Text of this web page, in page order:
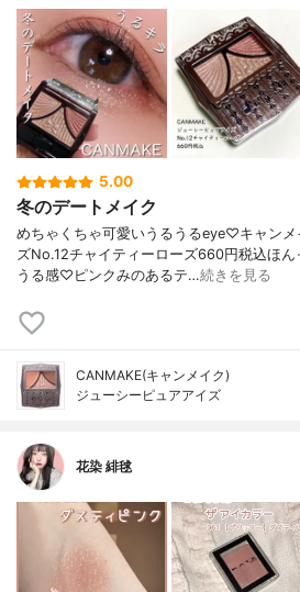
5.00
冬のデートメイク
めちゃくちゃ可愛いうるうるeye♡キャンメ
ズNo.12チャイティーローズ660円税込ほ
うる感♡ピンクみのあるテ…続きを見る
CANMAKE(キャンメイク)
ジューシーピュアアイズ
花染 緋毬